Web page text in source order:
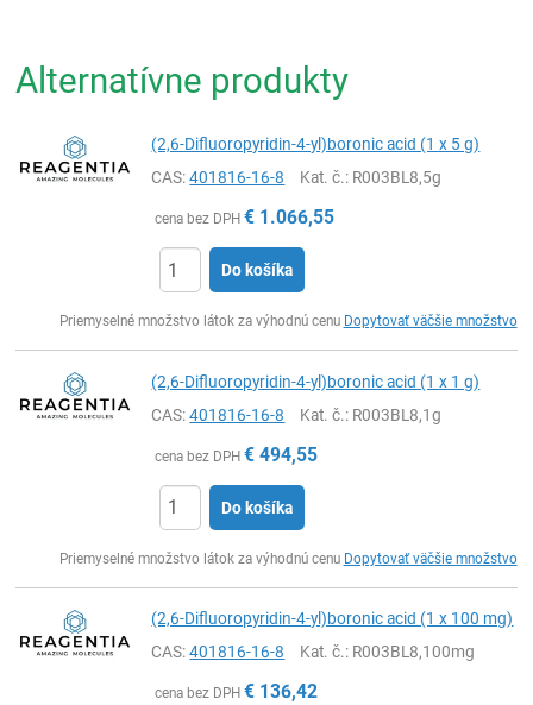
Alternatívne produkty
(2,6-Difluoropyridin-4-yl)boronic acid (1 x 5 g)
CAS:401816-16-8 Kat. č.: R003BL8,5g
cena bez DPH € 1.066,55
Do košíka
Priemyselné množstvo látok za výhodnú cenu Dopytovať väčšie množstvo
(2,6-Difluoropyridin-4-yl)boronic acid (1 x 1 g)
CAS:401816-16-8 Kat. č.: R003BL8,1g
cena bez DPH € 494,55
Do košíka
Priemyselné množstvo látok za výhodnú cenu Dopytovať väčšie množstvo
(2,6-Difluoropyridin-4-yl)boronic acid (1 x 100 mg)
CAS:401816-16-8 Kat. č.: R003BL8,100mg
cena bez DPH € 136,42